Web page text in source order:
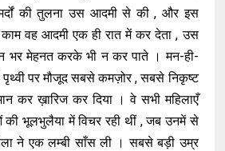
की तुलना उस आदमी से की , और इस
वह आदमी एक ही रात में कर देता , उस
भर मेहनत करके भी न कर पाते । मन-ही-
पृथ्वी पर मौजूद सबसे कमज़ोर , सबसे निकृष्ट
कर ख़ारिज कर दिया । वे सभी महिलाएँ
भूलभुलैया में विचर रही थीं , जब उनमें से
ने एक लम्बी साँस ली । सबसे बड़ी उम्र